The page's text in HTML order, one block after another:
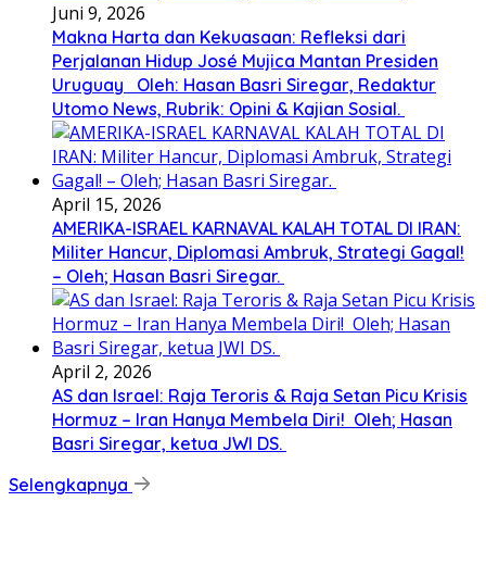
Juni 9, 2026
Makna Harta dan Kekuasaan: Refleksi dari
Perjalanan Hidup José Mujica Mantan Presiden
Uruguay Oleh: Hasan Basri Siregar, Redaktur
Utomo News, Rubrik: Opini & Kajian Sosial.
April 15, 2026
AMERIKA-ISRAEL KARNAVAL KALAH TOTAL DI IRAN:
Militer Hancur, Diplomasi Ambruk, Strategi Gagal!
– Oleh; Hasan Basri Siregar.
April 2, 2026
AS dan Israel: Raja Teroris & Raja Setan Picu Krisis
Hormuz – Iran Hanya Membela Diri! Oleh; Hasan
Basri Siregar, ketua JWI DS.
Selengkapnya